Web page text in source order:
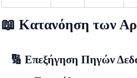
📖 Κατανόηση των
🔢 Επεξήγηση Πηγών